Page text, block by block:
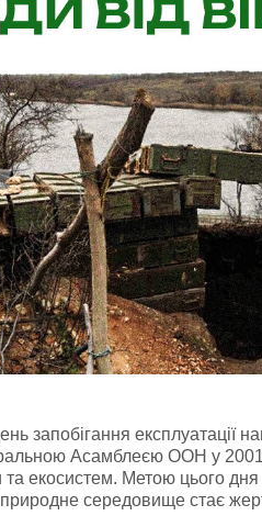
запобігання експлуатації
Асамблеєю ООН у 2001
екосистем. Метою цього
середовище стає